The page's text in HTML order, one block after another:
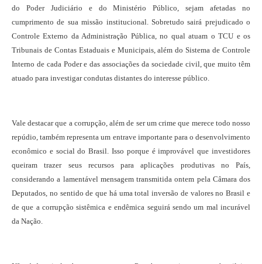
do Poder Judiciário e do Ministério Público, sejam afetadas no
cumprimento de sua missão institucional. Sobretudo sairá prejudicado o
Controle Externo da Administração Pública, no qual atuam o TCU e os
Tribunais de Contas Estaduais e Municipais, além do Sistema de Controle
Interno de cada Poder e das associações da sociedade civil, que muito têm
atuado para investigar condutas distantes do interesse público.
Vale destacar que a corrupção, além de ser um crime que merece todo nosso
repúdio, também representa um entrave importante para o desenvolvimento
econômico e social do Brasil. Isso porque é improvável que investidores
queiram trazer seus recursos para aplicações produtivas no País,
considerando a lamentável mensagem transmitida ontem pela Câmara dos
Deputados, no sentido de que há uma total inversão de valores no Brasil e
de que a corrupção sistêmica e endêmica seguirá sendo um mal incurável
da Nação.